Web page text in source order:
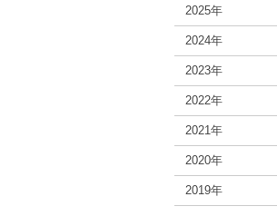
2025年
2024年
2023年
2022年
2021年
2020年
2019年